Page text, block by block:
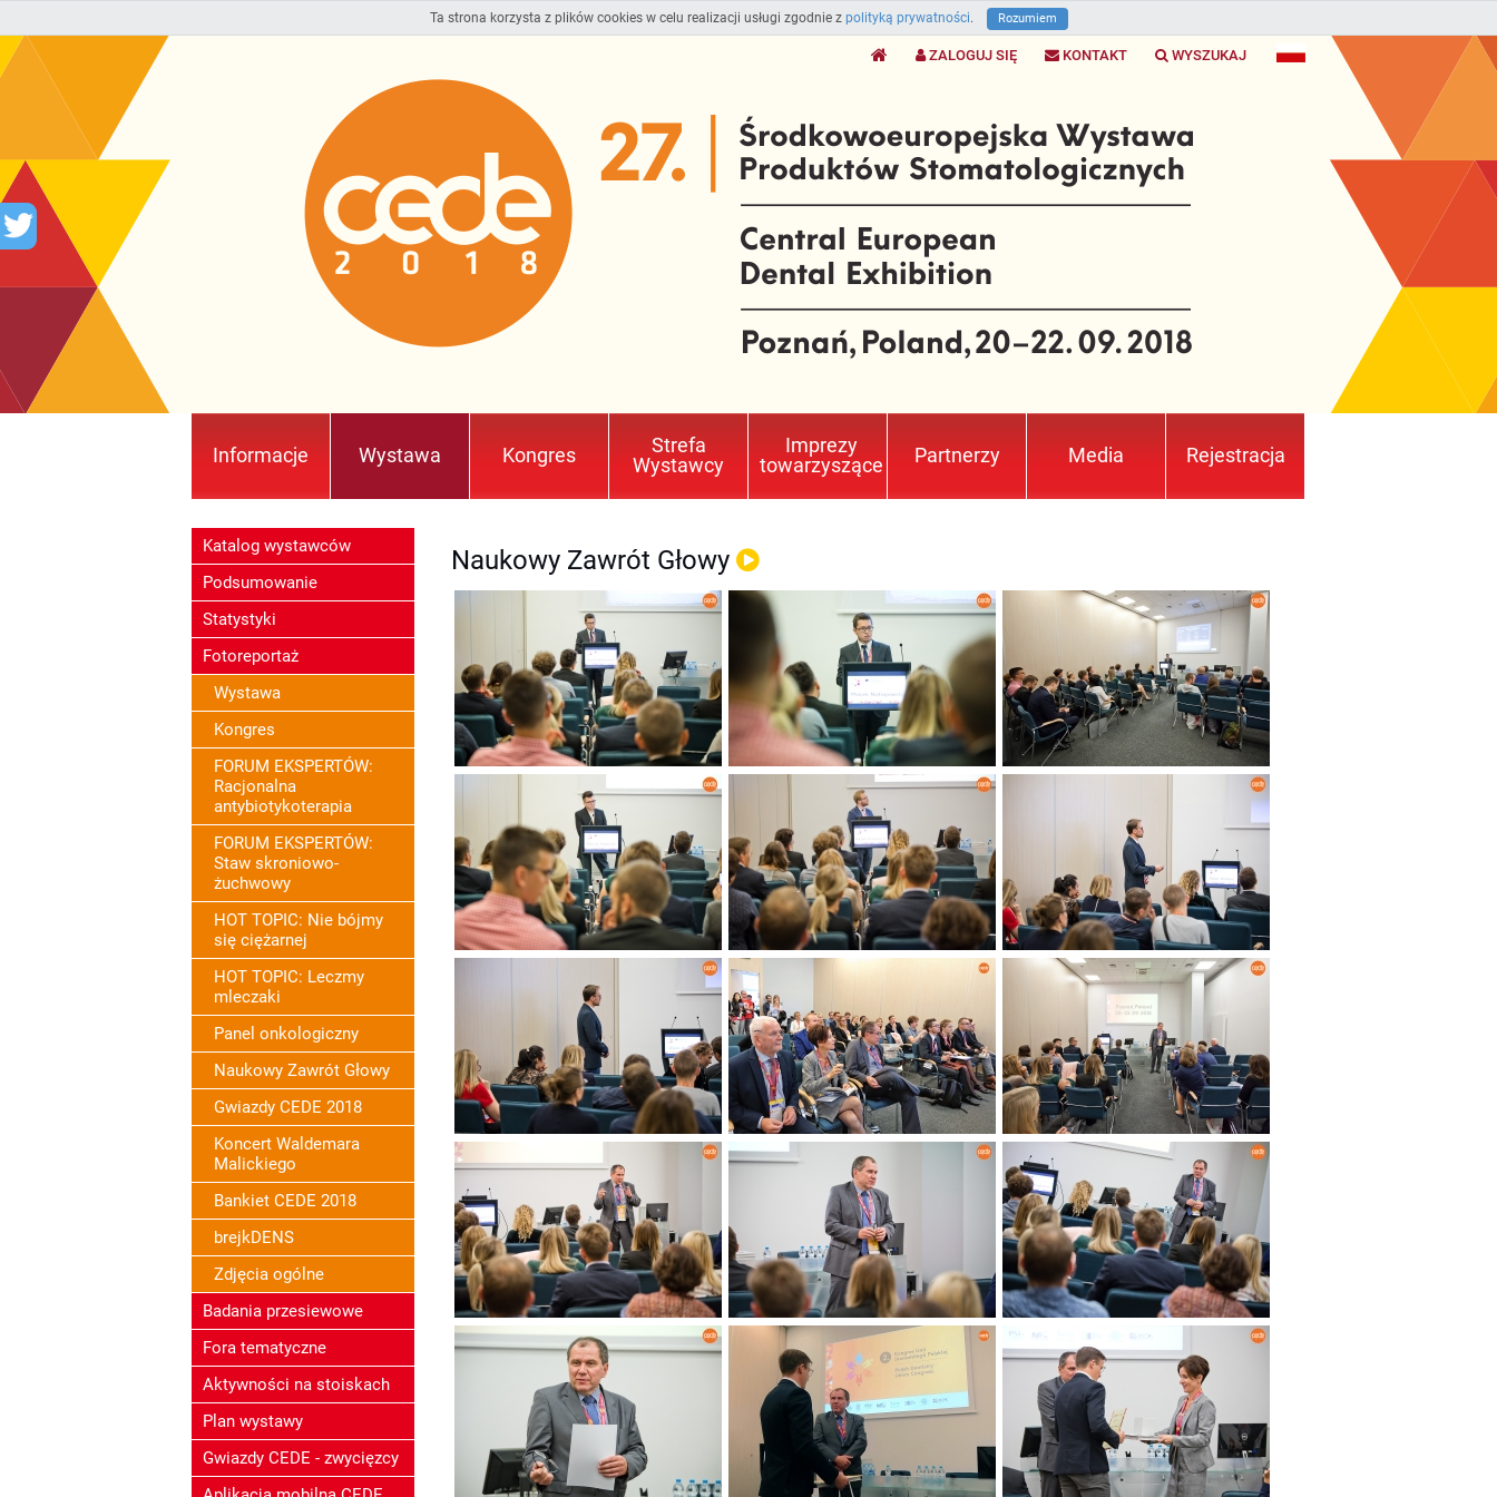
Ta strona korzysta z plików cookies w celu realizacji usługi zgodnie z polityką prywatności. Rozumiem
WYSZUKAJ
KONTAKT
ZALOGUJ SIĘ
Informacje Wystawa Kongres
Strefa
Wystawcy
Imprezy
towarzyszące
Partnerzy Media Rejestracja
Katalog wystawców
Podsumowanie
Statystyki
Fotoreportaż
Wystawa
Kongres
FORUM EKSPERTÓW:
Racjonalna
antybiotykoterapia
FORUM EKSPERTÓW:
Staw skroniowo-
żuchwowy
HOT TOPIC: Nie bójmy
się ciężarnej
HOT TOPIC: Leczmy
mleczaki
Panel onkologiczny
Naukowy Zawrót Głowy
Gwiazdy CEDE 2018
Koncert Waldemara
Malickiego
Bankiet CEDE 2018
brejkDENS
Zdjęcia ogólne
Badania przesiewowe
Fora tematyczne
Aktywności na stoiskach
Plan wystawy
Gwiazdy CEDE - zwycięzcy
Naukowy Zawrót Głowy